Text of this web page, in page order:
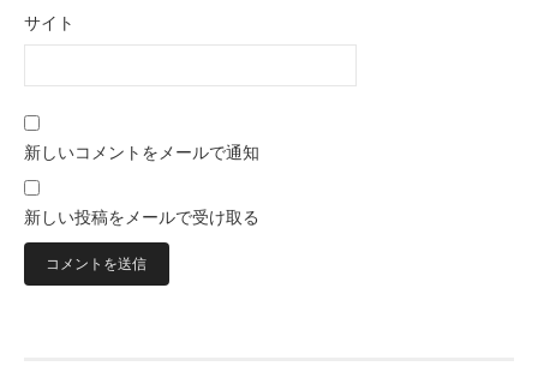
サイト
新しいコメントをメールで通知
新しい投稿をメールで受け取る